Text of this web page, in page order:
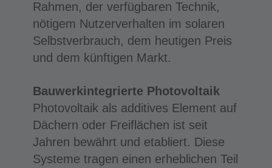
Rahmen, der verfügbaren Technik,
nötigem Nutzerverhalten im solaren
Selbstverbrauch, dem heutigen Preis
und dem künftigen Markt.
Bauwerkintegrierte Photovoltaik
Photovoltaik als additives Element auf
Dächern oder Freiflächen ist seit
Jahren bewährt und etabliert. Diese
Systeme tragen einen erheblichen Teil